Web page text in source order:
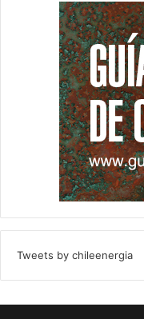
Tweets by chileenergia